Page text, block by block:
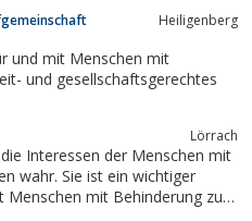
Heiligenberg
Lörrach
Interessen der Menschen mit
wahr. Sie ist ein wichtiger